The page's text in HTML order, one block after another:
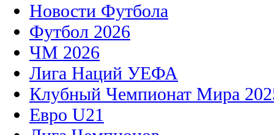
Новости Футбола
Футбол 2026
ЧМ 2026
Лига Наций УЕФА
Клубный Чемпионат Мира
Евро U21